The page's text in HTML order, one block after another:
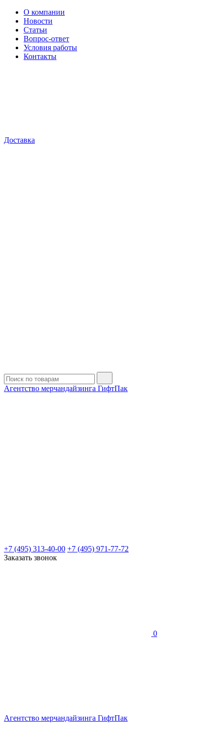
О компании
Новости
Статьи
Вопрос-ответ
Условия работы
Контакты
Доставка
Агентство мерчандайзинга ГифтПак
+7 (495) 313-40-00 +7 (495) 971-77-72
Заказать звонок
0
Агентство мерчандайзинга ГифтПак